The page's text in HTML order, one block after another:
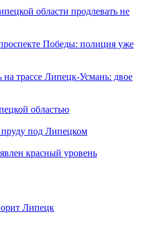
области продлевать не
Победы: полиция уже
трассе Липецк-Усмань: двое
областью
под Липецком
красный уровень
Липецк